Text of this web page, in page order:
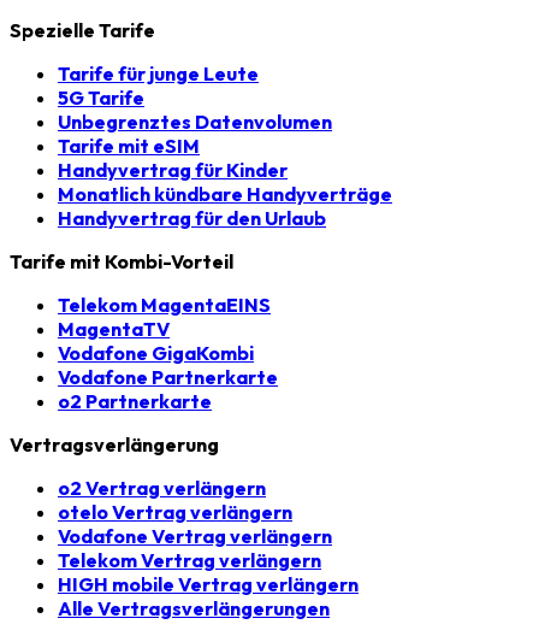
Spezielle Tarife
Tarife für junge Leute
5G Tarife
Unbegrenztes Datenvolumen
Tarife mit eSIM
Handyvertrag für Kinder
Monatlich kündbare Handyverträge
Handyvertrag für den Urlaub
Tarife mit Kombi-Vorteil
Telekom MagentaEINS
MagentaTV
Vodafone GigaKombi
Vodafone Partnerkarte
o2 Partnerkarte
Vertragsverlängerung
o2 Vertrag verlängern
otelo Vertrag verlängern
Vodafone Vertrag verlängern
Telekom Vertrag verlängern
HIGH mobile Vertrag verlängern
Alle Vertragsverlängerungen